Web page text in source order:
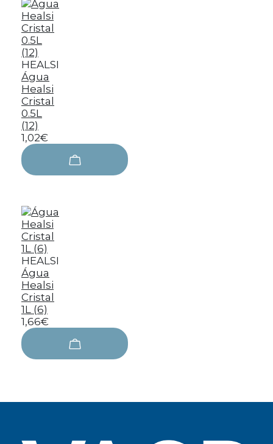
HEALSI
Água
Healsi
Cristal
0.5L
(12)
1,02€
HEALSI
Água
Healsi
Cristal
1L (6)
1,66€